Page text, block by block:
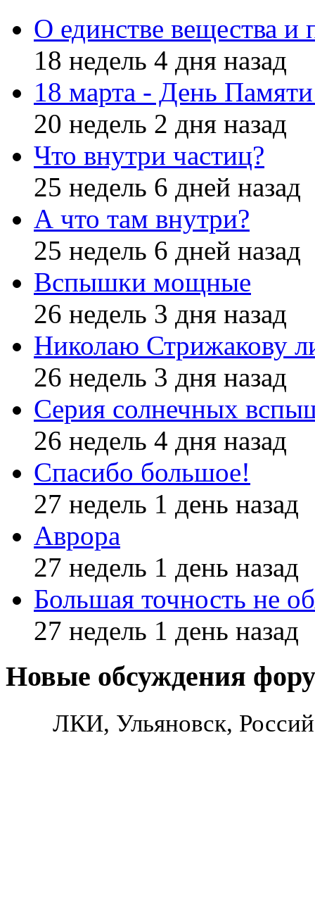
О единстве вещества и
18 недель 4 дня назад
18 марта - День
20 недель 2 дня назад
Что внутри частиц?
25 недель 6 дней назад
А что там внутри?
25 недель 6 дней назад
Вспышки мощные
26 недель 3 дня назад
Николаю Стрижакову
26 недель 3 дня назад
Серия солнечных
26 недель 4 дня назад
Спасибо большое!
27 недель 1 день назад
Аврора
27 недель 1 день назад
Большая точность не
27 недель 1 день назад
Новые обсуждения
ЛКИ, Ульяновск,